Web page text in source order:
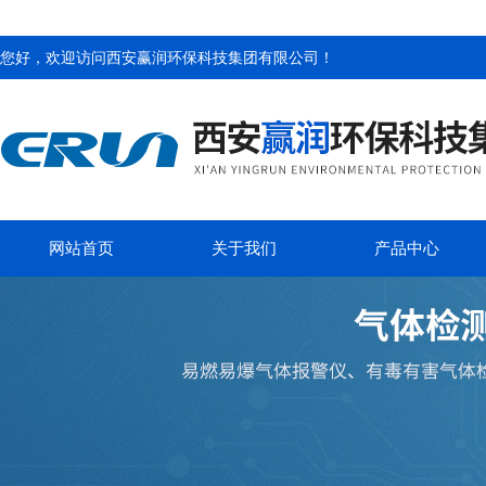
您好，欢迎访问西安赢润环保科技集团有限公司 ！
网站首页 关于我们 产品中心